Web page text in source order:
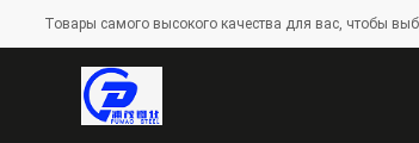
Товары самого высокого качества для вас, чтобы